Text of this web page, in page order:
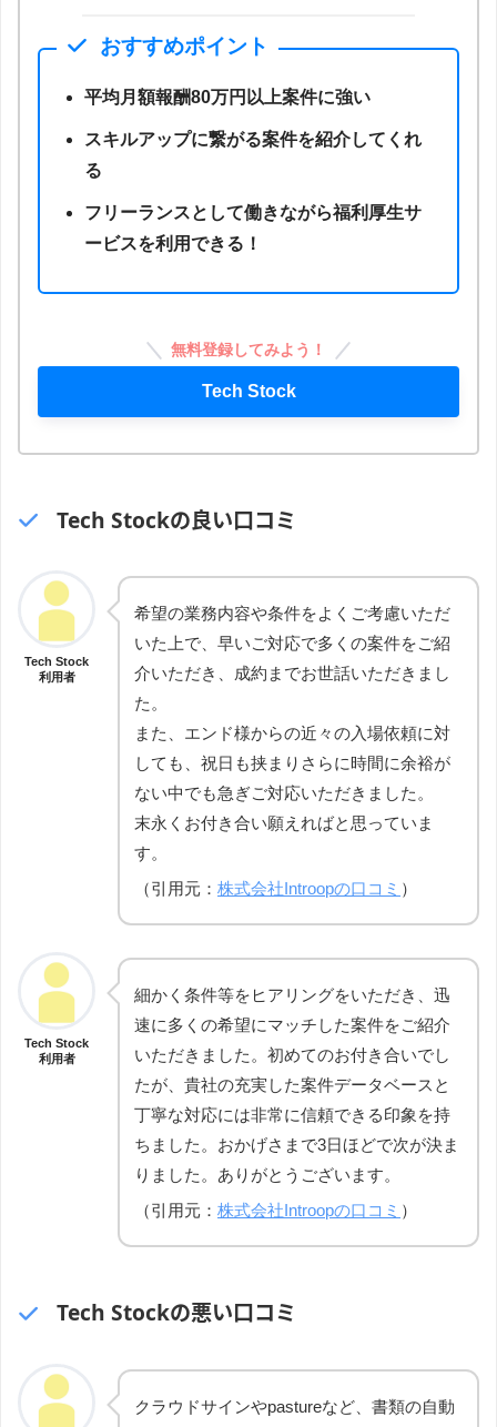
おすすめポイント
平均月額報酬80万円以上案件に強い
スキルアップに繋がる案件を紹介してくれ
る
フリーランスとして働きながら福利厚生サ
ービスを利用できる！
無料登録してみよう！
Tech Stock
Tech Stockの良い口コミ
Tech Stock
利用者
希望の業務内容や条件をよくご考慮いただ
いた上で、早いご対応で多くの案件をご紹
介いただき、成約までお世話いただきまし
た。
また、エンド様からの近々の入場依頼に対
しても、祝日も挟まりさらに時間に余裕が
ない中でも急ぎご対応いただきました。
末永くお付き合い願えればと思っていま
す。
（引用元： 株式会社Introopの口コミ ）
Tech Stock
利用者
細かく条件等をヒアリングをいただき、迅
速に多くの希望にマッチした案件をご紹介
いただきました。初めてのお付き合いでし
たが、貴社の充実した案件データベースと
丁寧な対応には非常に信頼できる印象を持
ちました。おかげさまで3日ほどで次が決ま
りました。ありがとうございます。
（引用元： 株式会社Introopの口コミ ）
Tech Stockの悪い口コミ
クラウドサインやpastureなど、書類の自動